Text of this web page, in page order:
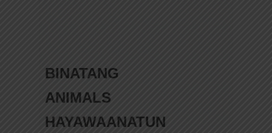
BINATANG
ANIMALS
HAYAWAANATUN